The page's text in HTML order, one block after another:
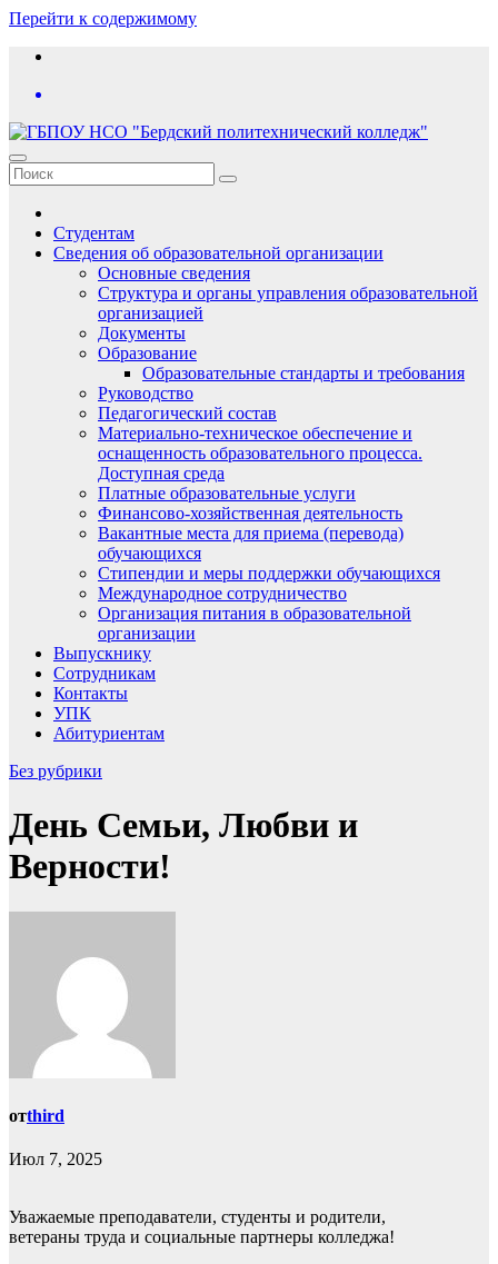
Перейти к содержимому
Студентам
Сведения об образовательной организации
Основные сведения
Структура и органы управления образовательной
организацией
Документы
Образование
Образовательные стандарты и требования
Руководство
Педагогический состав
Материально-техническое обеспечение и
оснащенность образовательного процесса.
Доступная среда
Платные образовательные услуги
Финансово-хозяйственная деятельность
Вакантные места для приема (перевода)
обучающихся
Стипендии и меры поддержки обучающихся
Международное сотрудничество
Организация питания в образовательной
организации
Выпускнику
Сотрудникам
Контакты
УПК
Абитуриентам
Без рубрики
День Семьи, Любви и
Верности!
отthird
Июл 7, 2025
Уважаемые преподаватели, студенты и родители,
ветераны труда и социальные партнеры колледжа!